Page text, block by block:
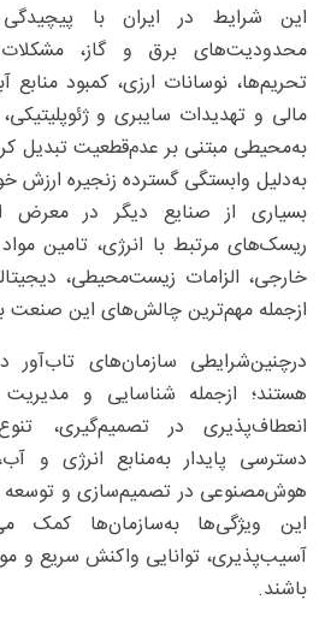
این شرایط در ایران با
محدودیت‌های برق و گاز،
تحریم‌ها، نوسانات ارزی، کمبود
مالی و تهدیدات سایبری و
به‌محیطی مبتنی بر عدم‌قطعیت تبدیل
به‌دلیل وابستگی گسترده زنجیره ارزش
بسیاری از صنایع دیگر در معرض
ریسک‌های مرتبط با انرژی، تامین
خارجی، الزامات زیست‌محیطی،
ازجمله مهم‌ترین چالش‌های این صنعت
درچنین‌شرایطی سازمان‌های تاب‌آور
هستند؛ ازجمله شناسایی و مدیریت
انعطاف‌پذیری در تصمیم‌گیری،
دسترسی پایدار به‌منابع انرژی و
هوش‌مصنوعی در تصمیم‌سازی و توسعه
این ویژگی‌ها به‌سازمان‌ها
آسیب‌پذیری، توانایی واکنش سریع و
باشند.